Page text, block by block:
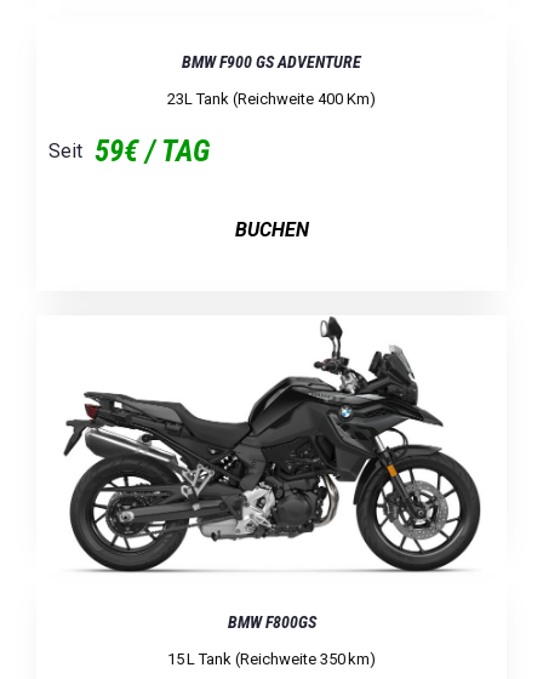
BMW F900 GS ADVENTURE
23L Tank (Reichweite 400 Km)
Seit 59€ / TAG
BUCHEN
BMW F800GS
15 L Tank (Reichweite 350 Km)